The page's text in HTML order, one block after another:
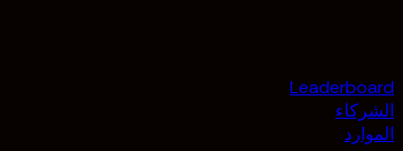
Leaderboard
الشركاء
الموارد